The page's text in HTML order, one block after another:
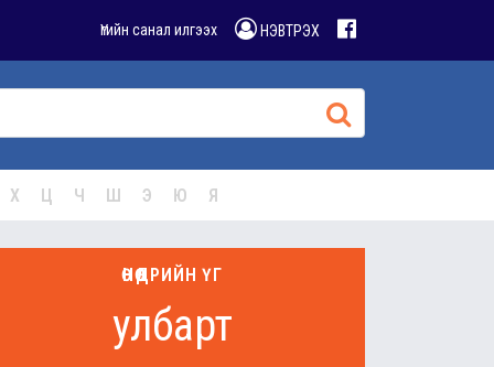
Үгийн санал илгээх НЭВТРЭХ
Х Ц Ч Ш Э Ю Я
ӨНӨӨДРИЙН ҮГ
улбарт